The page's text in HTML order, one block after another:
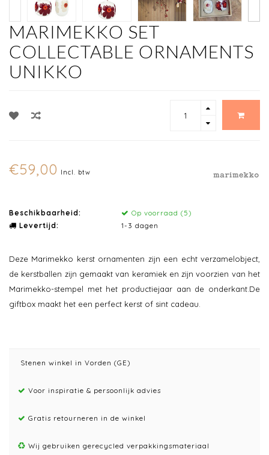
MARIMEKKO SET
COLLECTABLE ORNAMENTS
UNIKKO
€59,00 Incl. btw
Beschikbaarheid:
Op voorraad (5)
Levertijd:
1-3 dagen
Deze Marimekko kerst ornamenten zijn een echt verzamelobject,
de kerstballen zijn gemaakt van keramiek en zijn voorzien van het
Marimekko-stempel met het productiejaar aan de onderkant.De
giftbox maakt het een perfect kerst of sint cadeau.
Stenen winkel in Vorden (GE)
Voor inspiratie & persoonlijk advies
Gratis retourneren in de winkel
Wij gebruiken gerecycled verpakkingsmateriaal